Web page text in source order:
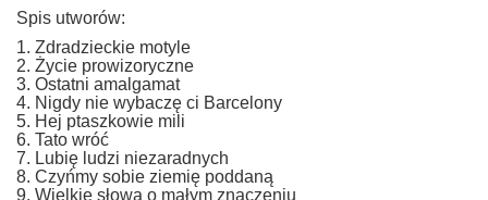
Spis utworów:
1. Zdradzieckie motyle
2. Życie prowizoryczne
3. Ostatni amalgamat
4. Nigdy nie wybaczę ci Barcelony
5. Hej ptaszkowie mili
6. Tato wróć
7. Lubię ludzi niezaradnych
8. Czyńmy sobie ziemię poddaną
9. Wielkie słowa o małym znaczeniu